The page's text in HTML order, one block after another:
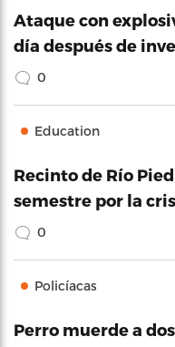
Ataque con
día después de
0
Education
Recinto de Río
semestre por la
0
Policíacas
Perro muerde a